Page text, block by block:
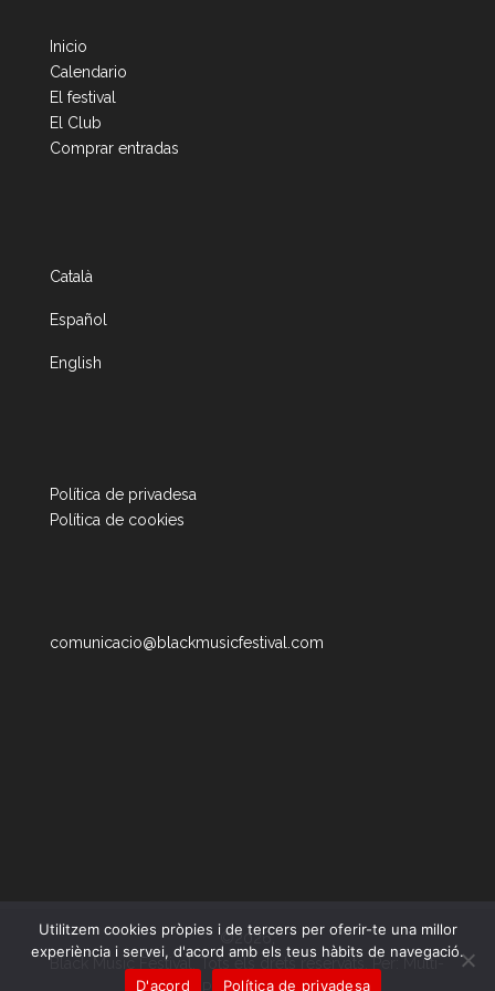
Inicio
Calendario
El festival
El Club
Comprar entradas
Català
Español
English
Política de privadesa
Política de cookies
comunicacio@blackmusicfestival.com
©2026,
Black Music Festival. Tots els drets reservats. Per: Multi-
Utilitzem cookies pròpies i de tercers per oferir-te una millor
experiència i servei, d'acord amb els teus hàbits de navegació.
D'acord
Política de privadesa